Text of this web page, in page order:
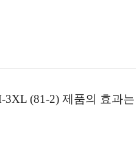
(81-2) 제품의 효과